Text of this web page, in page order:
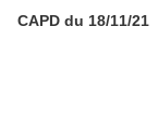
CAPD du 18/11/21